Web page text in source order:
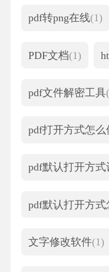
pdf转png在线(1)
PDF文档(1)
pdf文件解密工具
pdf打开方式怎么
pdf默认打开方式
pdf默认打开方式
文字修改软件(1)